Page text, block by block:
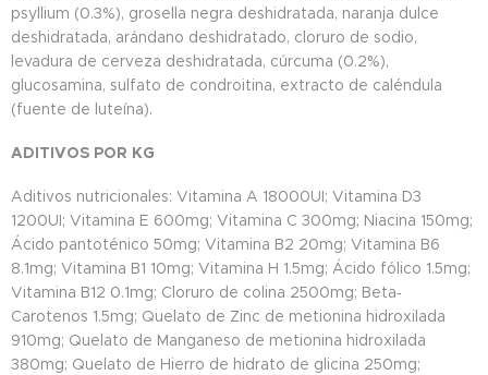
psyllium (0.3%), grosella negra deshidratada, naranja dulce
deshidratada, arándano deshidratado, cloruro de sodio,
levadura de cerveza deshidratada, cúrcuma (0.2%),
glucosamina, sulfato de condroitina, extracto de caléndula
(fuente de luteína).
ADITIVOS POR KG
Aditivos nutricionales: Vitamina A 18000UI; Vitamina D3
1200UI; Vitamina E 600mg; Vitamina C 300mg; Niacina 150mg;
Ácido pantoténico 50mg; Vitamina B2 20mg; Vitamina B6
8.1mg; Vitamina B1 10mg; Vitamina H 1.5mg; Ácido fólico 1.5mg;
Vitamina B12 0.1mg; Cloruro de colina 2500mg; Beta‐
Carotenos 1.5mg; Quelato de Zinc de metionina hidroxilada
910mg; Quelato de Manganeso de metionina hidroxilada
380mg; Quelato de Hierro de hidrato de glicina 250mg;